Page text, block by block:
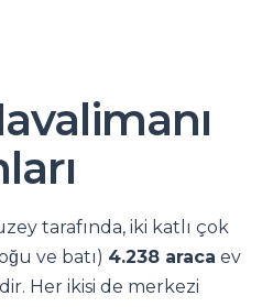
tarafında, iki katlı çok
ve batı) 4.238 araca ev
Her ikisi de merkezi